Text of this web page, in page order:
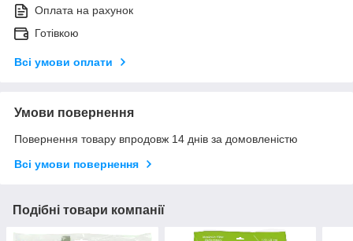
Оплата на рахунок
Готівкою
Всі умови оплати
Умови повернення
Повернення товару впродовж 14 днів за домовленістю
Всі умови повернення
Подібні товари компанії